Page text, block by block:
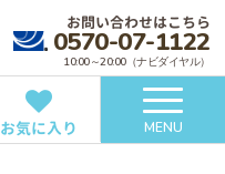
お問い合わせはこちら
0570-07-1122
10:00～20:00（ナビダイヤル）
お気に入り MENU